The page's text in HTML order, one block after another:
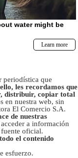
periodística que
les recordamos que
distribuir, copiar total
en nuestra web, sin
El Comercio S.A.
de nuestras
a información
fuente oficial.
el contenido
esfuerzo.